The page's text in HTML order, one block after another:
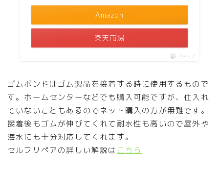
Amazon
楽天市場
ポチップ
ゴムボンドはゴム製品を接着する時に使用するもので
す。ホームセンターなどでも購入可能ですが、仕入れ
ていないこともあるのでネット購入の方が無難です。
接着後もゴムが伸びてくれて耐水性も高いので屋外や
海水にも十分対応してくれます。
セルフリペアの詳しい解説は こちら